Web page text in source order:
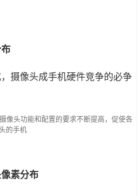
摄像头成手机硬件竞争的必争
像头功能和配置的要求不断提高，促使各
的手机
素分布